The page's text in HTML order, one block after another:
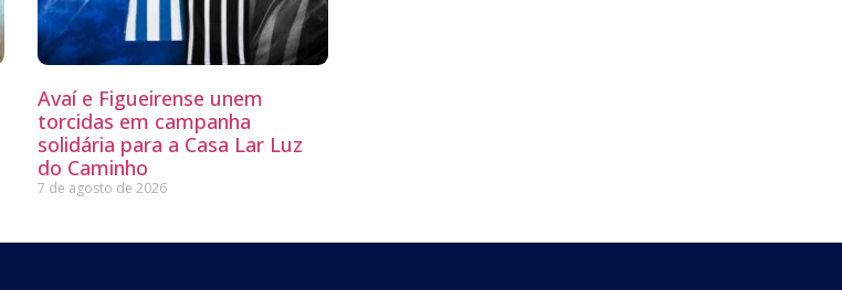
Avaí e Figueirense unem
torcidas em campanha
solidária para a Casa Lar Luz
do Caminho
7 de agosto de 2026